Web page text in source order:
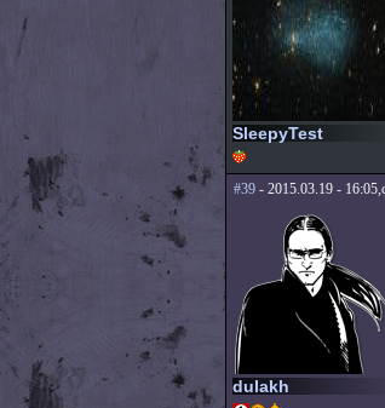
SleepyTest
#39- 2015.03.19 -
dulakh